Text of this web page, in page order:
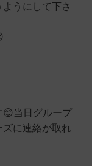
うにして下さ
😊当日グループ
に連絡が取れ